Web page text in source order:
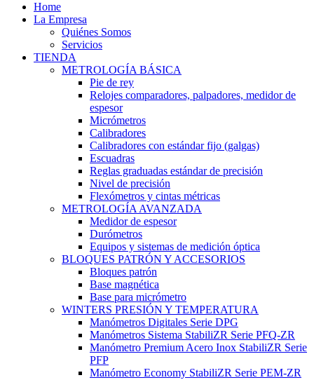
Home
La Empresa
Quiénes Somos
Servicios
TIENDA
METROLOGÍA BÁSICA
Pie de rey
Relojes comparadores, palpadores, medidor de
espesor
Micrómetros
Calibradores
Calibradores con estándar fijo (galgas)
Escuadras
Reglas graduadas estándar de precisión
Nivel de precisión
Flexómetros y cintas métricas
METROLOGÍA AVANZADA
Medidor de espesor
Durómetros
Equipos y sistemas de medición óptica
BLOQUES PATRÓN Y ACCESORIOS
Bloques patrón
Base magnética
Base para micrómetro
WINTERS PRESIÓN Y TEMPERATURA
Manómetros Digitales Serie DPG
Manómetros Sistema StabiliZR Serie PFQ-ZR
Manómetro Premium Acero Inox StabiliZR Serie
PFP
Manómetro Economy StabiliZR Serie PEM-ZR